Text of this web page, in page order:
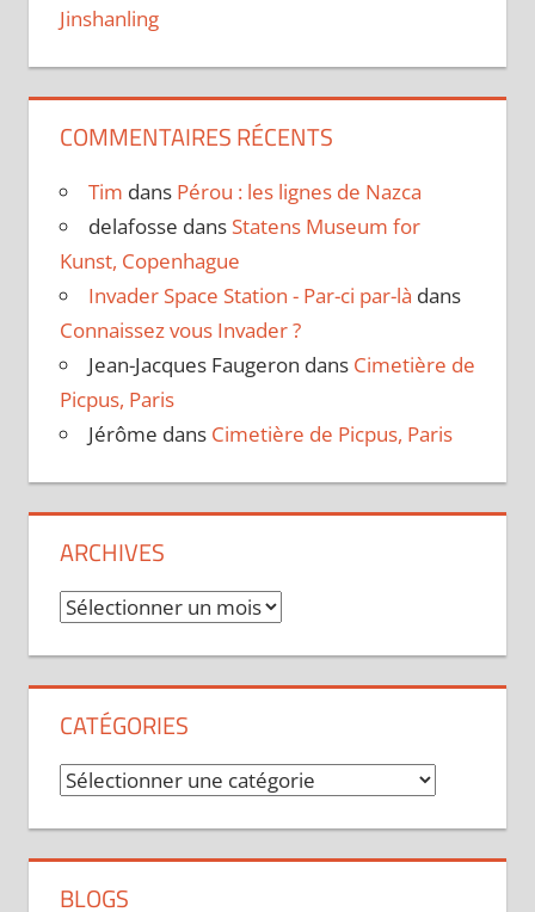
Jinshanling
COMMENTAIRES RÉCENTS
Tim dans Pérou : les lignes de Nazca
delafosse dans Statens Museum for
Kunst, Copenhague
Invader Space Station - Par-ci par-là dans
Connaissez vous Invader ?
Jean-Jacques Faugeron dans Cimetière de
Picpus, Paris
Jérôme dans Cimetière de Picpus, Paris
ARCHIVES
Archives
CATÉGORIES
Catégories
BLOGS